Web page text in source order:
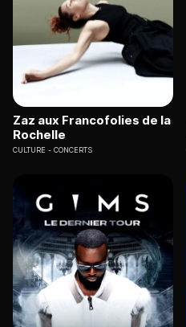
Zaz aux Francofolies de la
Rochelle
CULTURE CONCERTS